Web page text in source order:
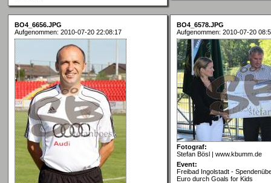
BO4_6656.JPG
Aufgenommen: 2010-07-20 22:08:17
BO4_6578.JPG
Aufgenommen: 2010-07-20
Fotograf:
Stefan Bösl | www.kbumm.de
Event:
Freibad Ingolstadt -
Euro durch Goals for Kids